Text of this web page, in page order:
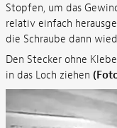
Stopfen, um das
relativ einfach
die Schraube dann
Den Stecker ohne
in das Loch ziehen